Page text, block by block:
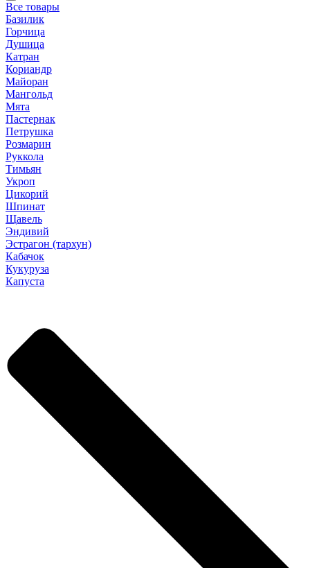
Все товары
Базилик
Горчица
Душица
Катран
Кориандр
Майоран
Мангольд
Мята
Пастернак
Петрушка
Розмарин
Руккола
Тимьян
Укроп
Цикорий
Шпинат
Щавель
Эндивий
Эстрагон (тархун)
Кабачок
Кукуруза
Капуста